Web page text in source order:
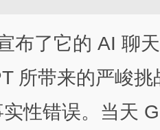
布了它的 AI 聊
所带来的严峻
性错误。当天